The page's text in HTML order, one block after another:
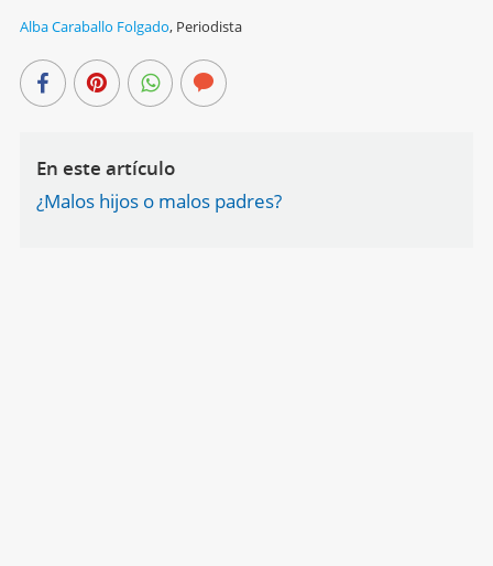
Alba Caraballo Folgado, Periodista
En este artículo
¿Malos hijos o malos padres?